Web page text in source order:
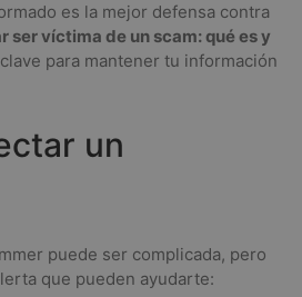
es la mejor defensa contra
ser víctima de un scam: qué es y
para mantener tu información
un
puede ser complicada, pero
que pueden ayudarte: